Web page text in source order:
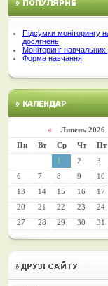
Підсумки моніторингу
досягнень
Моніторинг навчальних
Форма навчання
« Липень
Пн
Вт Ср Чт Пт
1
2 3
6
7 8 9 10
13
14 15 16 17
20
21 22 23 24
27
28 29 30 31